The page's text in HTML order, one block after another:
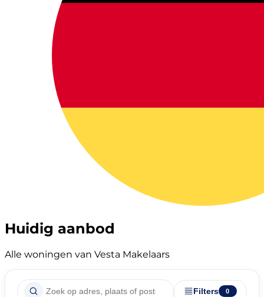
Huidig aanbod
Alle woningen van Vesta Makelaars
Filters 0